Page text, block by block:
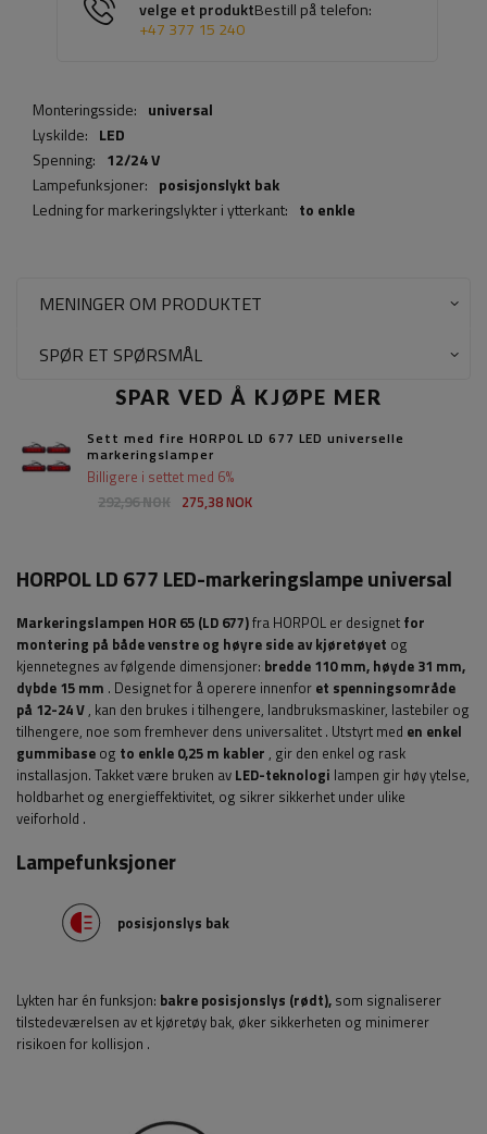
velge et produktBestill på telefon:
+47 377 15 240
Monteringsside: universal
Lyskilde: LED
Spenning: 12/24 V
Lampefunksjoner: posisjonslykt bak
Ledning for markeringslykter i ytterkant: to enkle
MENINGER OM PRODUKTET
SPØR ET SPØRSMÅL
SPAR VED Å KJØPE MER
Sett med fire HORPOL LD 677 LED universelle
markeringslamper
292,96 NOK 275,38 NOK
Billigere i settet med 6%
HORPOL LD 677 LED-markeringslampe universal
Markeringslampen HOR 65 (LD 677)fra HORPOL er designet for
montering på både venstre og høyre side av kjøretøyet og
kjennetegnes av følgende dimensjoner: bredde 110 mm, høyde 31 mm,
dybde 15 mm . Designet for å operere innenfor et spenningsområde
på 12-24 V, kan den brukes i tilhengere, landbruksmaskiner, lastebiler og
tilhengere, noe som fremhever dens universalitet . Utstyrt med en enkel
gummibase og to enkle 0,25 m kabler , gir den enkel og rask
installasjon. Takket være bruken av LED-teknologi lampen gir høy ytelse,
holdbarhet og energieffektivitet, og sikrer sikkerhet under ulike
veiforhold .
Lampefunksjoner
posisjonslys bak
Lykten har én funksjon: bakre posisjonslys (rødt), som signaliserer
tilstedeværelsen av et kjøretøy bak, øker sikkerheten og minimerer
risikoen for kollisjon .